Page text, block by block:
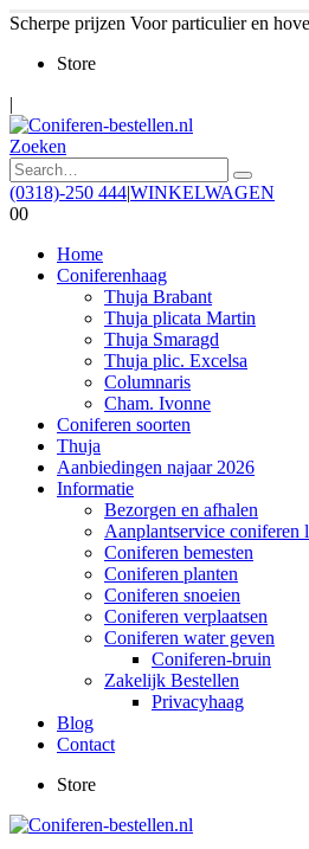
Scherpe prijzen Voor particulier en
Store
|
Zoeken
(0318)-250 444|WINKELWAGEN
00
Home
Coniferenhaag
Thuja Brabant
Thuja plicata Martin
Thuja Smaragd
Thuja plic. Excelsa
Columnaris
Cham. Ivonne
Coniferen soorten
Thuja
Aanbiedingen najaar 2026
Informatie
Bezorgen en afhalen
Aanplantservice coniferen
Coniferen bemesten
Coniferen planten
Coniferen snoeien
Coniferen verplaatsen
Coniferen water geven
Coniferen-bruin
Zakelijk Bestellen
Privacyhaag
Blog
Contact
Store